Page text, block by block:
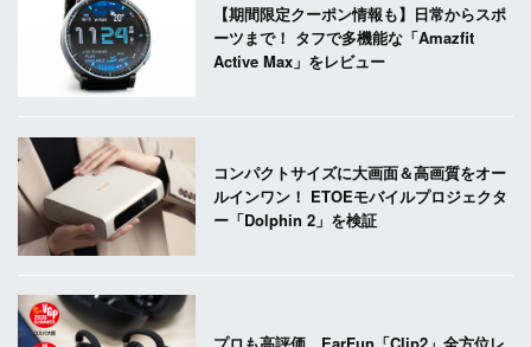
【期間限定クーポン情報も】日常からスポ
ーツまで！ タフで多機能な「Amazfit
Active Max」をレビュー
コンパクトサイズに大画面＆高画質をオー
ルインワン！ ETOEモバイルプロジェクタ
ー「Dolphin 2」を検証
プロも高評価。EarFun「Clip2」全方位レ